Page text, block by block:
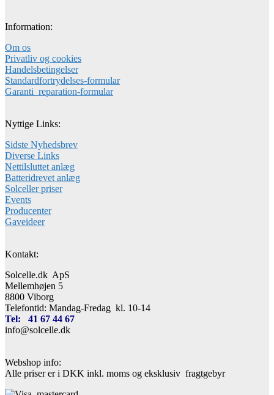
Information:
Om os
Privatliv og cookies
Handelsbetingelser
Standardfortrydelses-formular
Garanti_reparation-formular
Nyttige Links:
Sidste Nyhedsbrev
Diverse Links
Nettilsluttet anlæg
Batteridrevet anlæg
Solceller priser
Events
Producenter
Gaveideer
Kontakt:
Solcelle.dk ApS
Mellemhøjen 5
8800 Viborg
Telefontid: Mandag-Fredag kl. 10-14
Tel: 41 67 44 67
info@solcelle.dk
Webshop info:
Alle priser er i DKK inkl. moms og eksklusiv fragtgebyr